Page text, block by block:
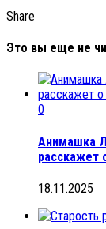
Share
Это вы еще не
0
Анимашка
расскажет
18.11.2025